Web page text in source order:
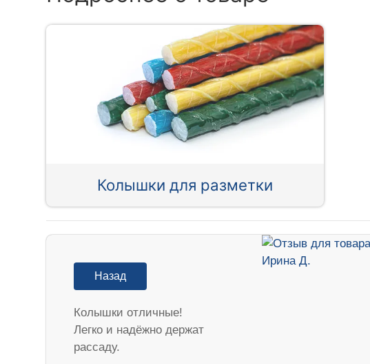
Колышки для разметки
Назад
Колышки отличные!
Легко и надёжно держат
рассаду.